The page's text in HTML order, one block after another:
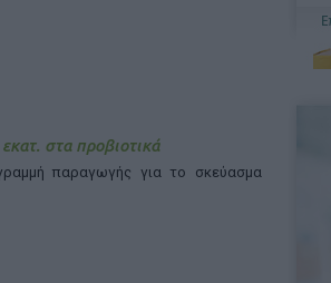
στα προβιοτικά
παραγωγής για το σκεύασμα